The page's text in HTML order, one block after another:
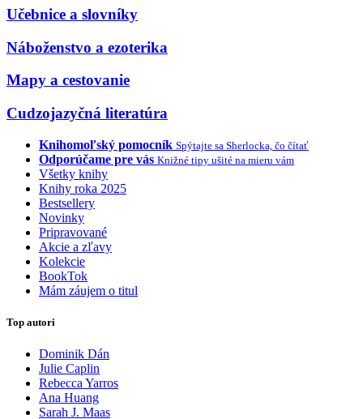
Učebnice a slovníky
Náboženstvo a ezoterika
Mapy a cestovanie
Cudzojazyčná literatúra
Knihomoľský pomocník Spýtajte sa Sherlocka, čo čítať
Odporúčame pre vás Knižné tipy ušité na mieru vám
Všetky knihy
Knihy roka 2025
Bestsellery
Novinky
Pripravované
Akcie a zľavy
Kolekcie
BookTok
Mám záujem o titul
Top autori
Dominik Dán
Julie Caplin
Rebecca Yarros
Ana Huang
Sarah J. Maas